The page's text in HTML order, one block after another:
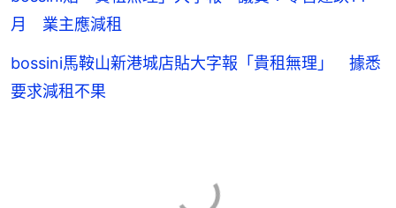
月 業主應減租
bossini馬鞍山新港城店貼大字報「貴租無理」 據悉
要求減租不果